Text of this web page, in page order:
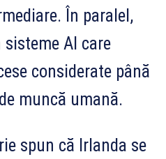
În paralel,
AI care
considerate până
muncă umană.
spun că Irlanda se